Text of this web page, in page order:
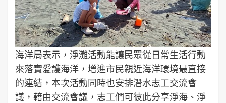
海洋局表示，淨灘活動能讓民眾從日常生活行動
來落實愛護海洋，增進市民親近海洋環境最直接
的連結，本次活動同時也安排潛水志工交流會
議，藉由交流會議，志工們可彼此分享淨海、淨